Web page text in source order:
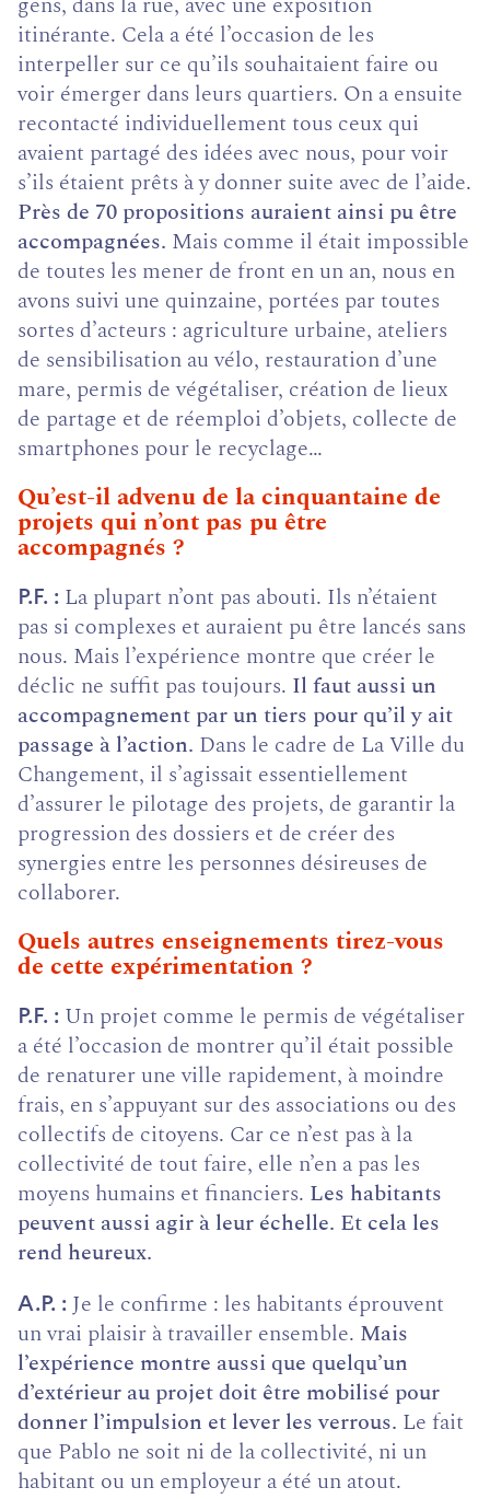
itinérante. Cela a été l’occasion de les
interpeller sur ce qu’ils souhaitaient faire ou
voir émerger dans leurs quartiers. On a ensuite
recontacté individuellement tous ceux qui
avaient partagé des idées avec nous, pour voir
s’ils étaient prêts à y donner suite avec de l’aide.
Près de 70 propositions auraient ainsi pu être
accompagnées. Mais comme il était impossible
de toutes les mener de front en un an, nous en
avons suivi une quinzaine, portées par toutes
sortes d’acteurs : agriculture urbaine, ateliers
de sensibilisation au vélo, restauration d’une
mare, permis de végétaliser, création de lieux
de partage et de réemploi d’objets, collecte de
smartphones pour le recyclage…
Qu’est-il advenu de la cinquantaine de
projets qui n’ont pas pu être
accompagnés ?
P.F.
La plupart n’ont pas abouti. Ils n’étaient
pas si complexes et auraient pu être lancés sans
nous. Mais l’expérience montre que créer le
déclic ne suffit pas toujours. Il faut aussi un
accompagnement par un tiers pour qu’il y ait
passage à l’action. Dans le cadre de La Ville du
Changement, il s’agissait essentiellement
d’assurer le pilotage des projets, de garantir la
progression des dossiers et de créer des
synergies entre les personnes désireuses de
collaborer.
Quels autres enseignements tirez-vous
de cette expérimentation ?
P.F.
Un projet comme le permis de végétaliser
a été l’occasion de montrer qu’il était possible
de renaturer une ville rapidement, à moindre
frais, en s’appuyant sur des associations ou des
collectifs de citoyens. Car ce n’est pas à la
collectivité de tout faire, elle n’en a pas les
moyens humains et financiers. Les habitants
peuvent aussi agir à leur échelle. Et cela les
rend heureux.
A.P.
Je le confirme : les habitants éprouvent
un vrai plaisir à travailler ensemble. Mais
l’expérience montre aussi que quelqu’un
d’extérieur au projet doit être mobilisé pour
donner l’impulsion et lever les verrous. Le fait
que Pablo ne soit ni de la collectivité, ni un
habitant ou un employeur a été un atout.